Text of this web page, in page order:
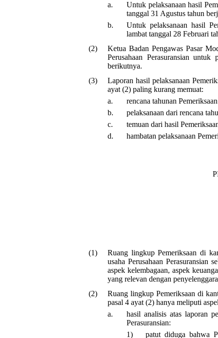
a.
Untuk pelaksanaan hasil
tanggal 31 Agustus tahun
b.
Untuk pelaksanaan hasil
lambat tanggal 28 Februari
(2)
Ketua Badan Pengawas Pasar
Perusahaan Perasuransian
berikutnya.
(3)
Laporan hasil pelaksanaan
ayat (2) paling kurang memuat:
a.
rencana tahunan
b.
pelaksanaan dari rencana
c.
temuan dari hasil
d.
hambatan pelaksanaan
(1)
Ruang lingkup Pemeriksaan di
usaha Perusahaan Perasuransian
aspek kelembagaan, aspek
yang relevan dengan
(2)
Ruang lingkup Pemeriksaan di
pasal 4 ayat (2) hanya meliputi
a.
hasil analisis atas laporan
Perasuransian:
1)
patut diduga bahwa